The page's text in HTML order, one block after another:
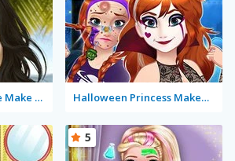
Selena Gomez True Make Up Halloween Princess Makeover
5